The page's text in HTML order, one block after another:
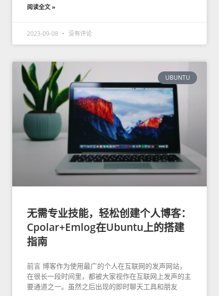
阅读全文 »
2023-09-08 没有评论
UBUNTU
无需专业技能，轻松创建个人博客：
Cpolar+Emlog在Ubuntu上的搭建
指南
前言 博客作为使用最广的个人在互联网的发声网站，
在很长一段时间里，都被大家视作在互联网上发声的主
要通道之一。虽然之后出现的即时聊天工具和朋友